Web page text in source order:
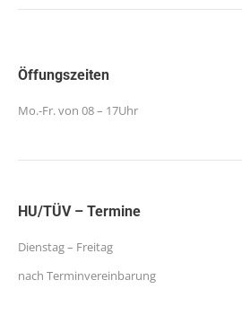
Öffungszeiten
Mo.-Fr. von 08 – 17Uhr
HU/TÜV – Termine
Dienstag – Freitag
nach Terminvereinbarung